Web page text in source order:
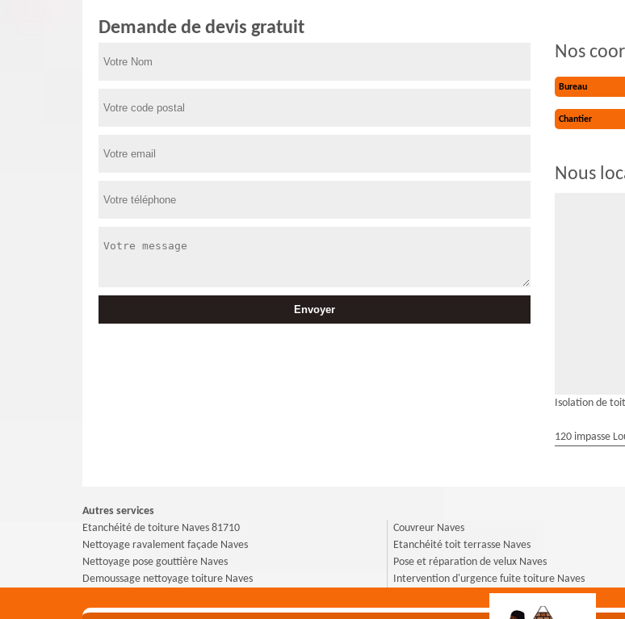
Demande de devis gratuit
Nos
Bureau
Chantier
Nous
Isolation de
120 impasse
Autres services
Etanchéité de toiture Naves 81710
Nettoyage ravalement façade Naves
Nettoyage pose gouttière Naves
Demoussage nettoyage toiture Naves
Couvreur Naves
Etanchéité toit terrasse Naves
Pose et réparation de velux Naves
Intervention d'urgence fuite toiture Naves